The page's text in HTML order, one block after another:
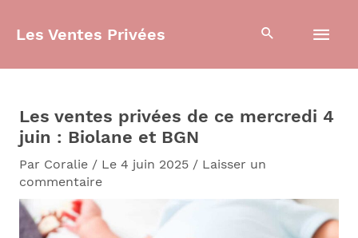
Les Ventes Privées
Les ventes privées de ce mercredi 4
juin : Biolane et BGN
Par Coralie / Le 4 juin 2025 / Laisser un
commentaire